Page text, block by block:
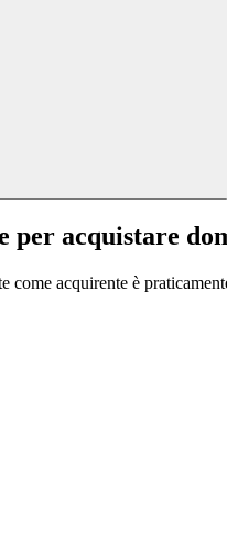
per acquistare
acquirente è